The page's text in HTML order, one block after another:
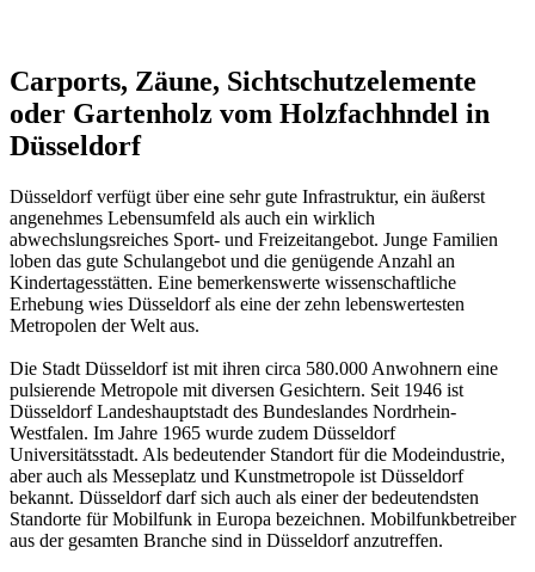
Carports, Zäune, Sichtschutzelemente
oder Gartenholz vom Holzfachhndel in
Düsseldorf
Düsseldorf verfügt über eine sehr gute Infrastruktur, ein äußerst
angenehmes Lebensumfeld als auch ein wirklich
abwechslungsreiches Sport- und Freizeitangebot. Junge Familien
loben das gute Schulangebot und die genügende Anzahl an
Kindertagesstätten. Eine bemerkenswerte wissenschaftliche
Erhebung wies Düsseldorf als eine der zehn lebenswertesten
Metropolen der Welt aus.
Die Stadt Düsseldorf ist mit ihren circa 580.000 Anwohnern eine
pulsierende Metropole mit diversen Gesichtern. Seit 1946 ist
Düsseldorf Landeshauptstadt des Bundeslandes Nordrhein-
Westfalen. Im Jahre 1965 wurde zudem Düsseldorf
Universitätsstadt. Als bedeutender Standort für die Modeindustrie,
aber auch als Messeplatz und Kunstmetropole ist Düsseldorf
bekannt. Düsseldorf darf sich auch als einer der bedeutendsten
Standorte für Mobilfunk in Europa bezeichnen. Mobilfunkbetreiber
aus der gesamten Branche sind in Düsseldorf anzutreffen.